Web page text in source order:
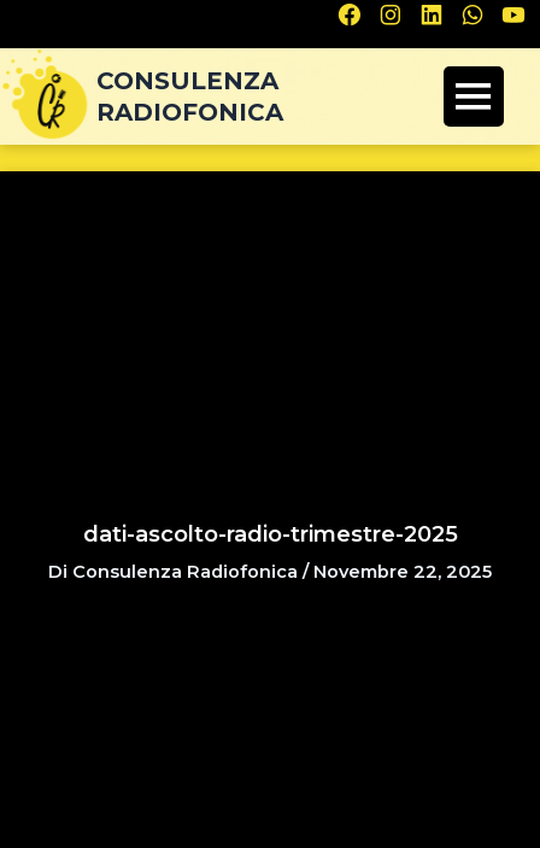
CONSULENZA
RADIOFONICA
dati-ascolto-radio-trimestre-2025
Di Consulenza Radiofonica / Novembre 22, 2025